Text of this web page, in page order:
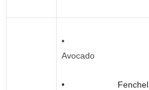
•
Avocado
• Fenchel